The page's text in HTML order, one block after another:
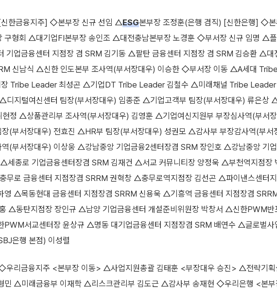
한금융지주] ◇본부장 신규 선임 △ESG본부장 조정훈(은행 겸직) [신한은행] ◇
구형회 △대기업FI본부장 송인조 △대전충남본부장 노경훈 ◇부서장 신규 임명 △
기업금융센터 지점장 겸 SRM 김기동 △팔탄 금융센터 지점장 겸 SRM 김승환 △대
신남식 △신한 인도본부 조사역(부서장대우) 이승한 ◇부서장 이동 △A세대 Tribe
Tribe Leader 최성곤 △기업DT Tribe Leader 김철수 △미래채널 Tribe Leader
지털여신센터 팀장(부서장대우) 임종준 △기업고객부 팀장(부서장대우) 류은상
정 △상품관리부 조사역(부서장대우) 김영훈 △기업여신지원부 부장심사역(부서
(부서장대우) 전효진 △HR부 팀장(부서장대우) 성권모 △감사부 부장감사역(부서
(부서장대우) 이상웅 △강남중앙 기업금융2센터장겸 SRM 장인호 △강남중앙 기
세종로 기업금융센터장겸 SRM 김재건 △서교 커뮤니티장 양정욱 △부천역지점장
로 금융센터 지점장겸 SRRM 권혁창 △충무로역지점장 김선곤 △파이낸스센터
△목동현대 금융센터 지점장겸 SRRM 신용욱 △기흥역 금융센터 지점장겸
△동탄지점장 장인규 △남양 기업금융센터 개설준비위원장 박창서 △신한PWM반
PWM서교센터장 윤상규 △명동 대기업금융센터 지점장겸 SRM 배연수 △글로벌사
은행 본점) 이성렬
리금융지주 <본부장 이동> △사업지원총괄 김태훈 <부장대우 승진> △전략기획
민 △미래금융부 이재학 △리스크관리부 김도근 △감사부 송재현 ◇우리은행 <본부